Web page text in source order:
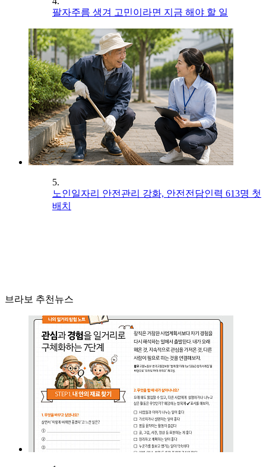
팔자주름 생겨 고민이라면 지금 해야 할 일
5.
노인일자리 안전관리 강화, 안전전담인력 613명 첫
배치
브라보 추천뉴스